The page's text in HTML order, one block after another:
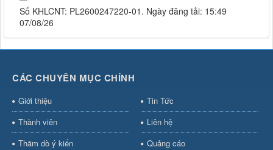
Số KHLCNT: PL2600247220-01. Ngày đăng tải: 15:49
07/08/26
CÁC CHUYÊN MỤC CHÍNH
Giới thiệu
Tin Tức
Thành viên
Liên hệ
Thăm dò ý kiến
Quảng cáo